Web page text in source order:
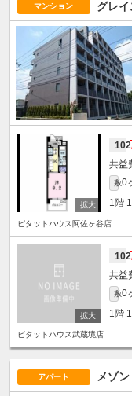
マンション グレ
102
敷0
1階
ピタットハウス阿佐ヶ谷店
102
敷0
1階
ピタットハウス武蔵境店
アパート メゾ